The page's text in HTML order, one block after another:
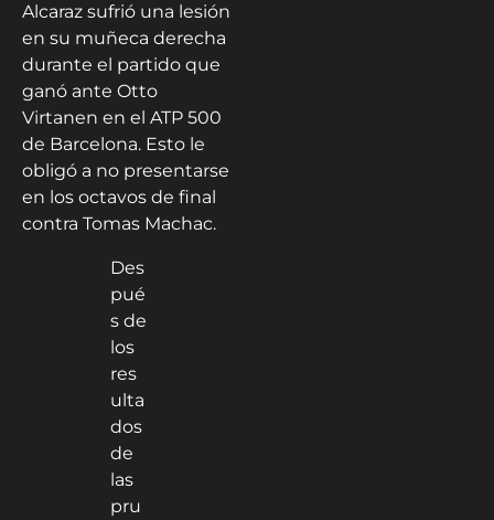
Alcaraz sufrió una lesión
en su muñeca derecha
durante el partido que
ganó ante Otto
Virtanen en el ATP 500
de Barcelona. Esto le
obligó a no presentarse
en los octavos de final
contra Tomas Machac.
Des
pué
s de
los
res
ulta
dos
de
las
pru